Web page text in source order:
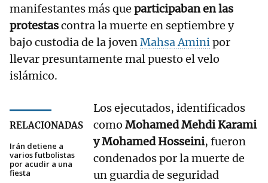
manifestantes más que participaban en las
protestascontra la muerte en septiembre y
bajo custodia de la jovenMahsa Aminipor
llevar presuntamente mal puesto el velo
islámico.
RELACIONADAS
Irán detiene a
varios futbolistas
por acudir a una
fiesta
Los ejecutados, identificados
como Mohamed Mehdi Karami
y Mohamed Hosseini, fueron
condenados por la muerte de
un guardia de seguridad